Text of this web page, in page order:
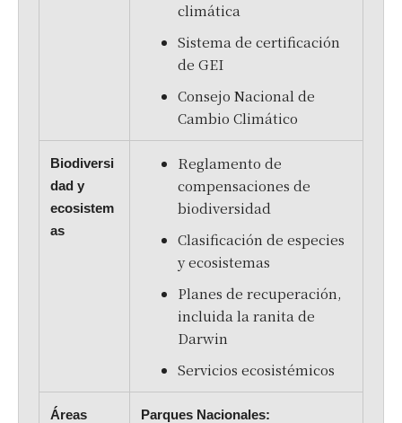
climática
Sistema de certificación
de GEI
Consejo Nacional de
Cambio Climático
Biodiversi
dad y
ecosistem
as
Reglamento de
compensaciones de
biodiversidad
Clasificación de especies
y ecosistemas
Planes de recuperación,
incluida la ranita de
Darwin
Servicios ecosistémicos
Áreas
Parques Nacionales: